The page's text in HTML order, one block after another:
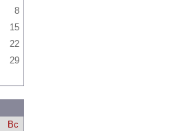
8
15
22
29
Вс